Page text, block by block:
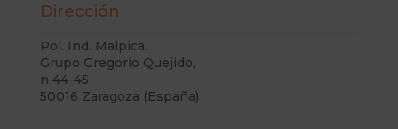
Dirección
Pol. Ind. Malpica.
Grupo Gregorio Quejido,
n 44-45
50016 Zaragoza (España)